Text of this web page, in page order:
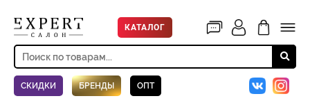
СКИДКИ БРЕНДЫ ОПТ
КАТАЛОГ